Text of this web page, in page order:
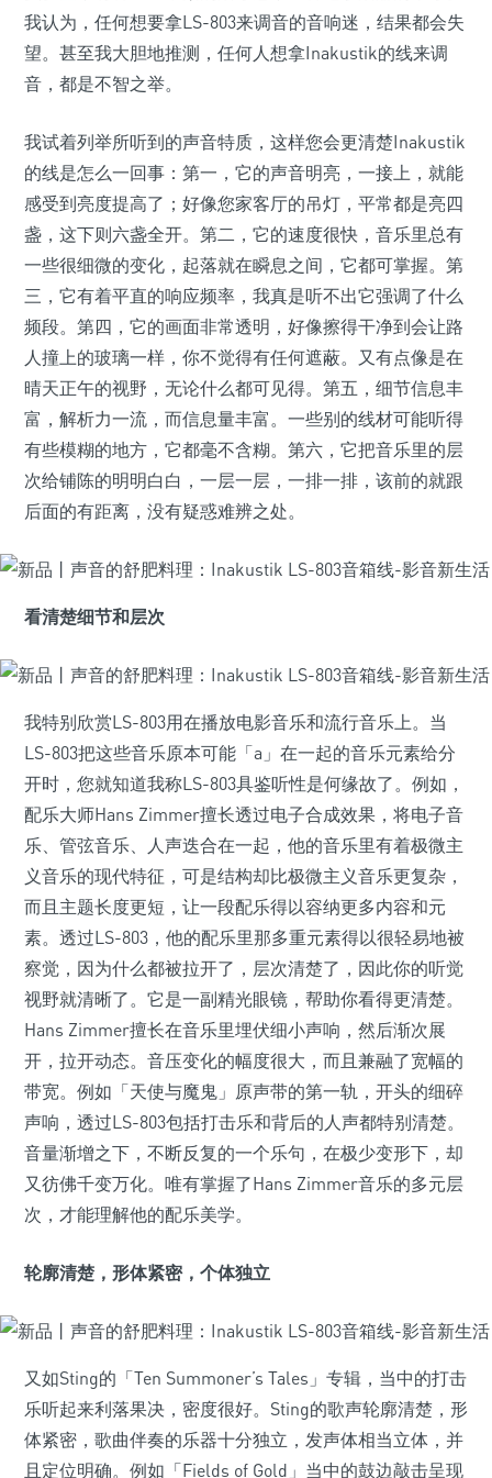
我认为，任何想要拿LS-803来调音的音响迷，结果都会失
望。甚至我大胆地推测，任何人想拿Inakustik的线来调
音，都是不智之举。
我试着列举所听到的声音特质，这样您会更清楚Inakustik
的线是怎么一回事：第一，它的声音明亮，一接上，就能
感受到亮度提高了；好像您家客厅的吊灯，平常都是亮四
盏，这下则六盏全开。第二，它的速度很快，音乐里总有
一些很细微的变化，起落就在瞬息之间，它都可掌握。第
三，它有着平直的响应频率，我真是听不出它强调了什么
频段。第四，它的画面非常透明，好像擦得干净到会让路
人撞上的玻璃一样，你不觉得有任何遮蔽。又有点像是在
晴天正午的视野，无论什么都可见得。第五，细节信息丰
富，解析力一流，而信息量丰富。一些别的线材可能听得
有些模糊的地方，它都毫不含糊。第六，它把音乐里的层
次给铺陈的明明白白，一层一层，一排一排，该前的就跟
后面的有距离，没有疑惑难辨之处。
看清楚细节和层次
我特别欣赏LS-803用在播放电影音乐和流行音乐上。当
LS-803把这些音乐原本可能「a」在一起的音乐元素给分
开时，您就知道我称LS-803具鉴听性是何缘故了。例如，
配乐大师Hans Zimmer擅长透过电子合成效果，将电子音
乐、管弦音乐、人声迭合在一起，他的音乐里有着极微主
义音乐的现代特征，可是结构却比极微主义音乐更复杂，
而且主题长度更短，让一段配乐得以容纳更多内容和元
素。透过LS-803，他的配乐里那多重元素得以很轻易地被
察觉，因为什么都被拉开了，层次清楚了，因此你的听觉
视野就清晰了。它是一副精光眼镜，帮助你看得更清楚。
Hans Zimmer擅长在音乐里埋伏细小声响，然后渐次展
开，拉开动态。音压变化的幅度很大，而且兼融了宽幅的
带宽。例如「天使与魔鬼」原声带的第一轨，开头的细碎
声响，透过LS-803包括打击乐和背后的人声都特别清楚。
音量渐增之下，不断反复的一个乐句，在极少变形下，却
又彷佛千变万化。唯有掌握了Hans Zimmer音乐的多元层
次，才能理解他的配乐美学。
轮廓清楚，形体紧密，个体独立
又如Sting的「Ten Summoner’s Tales」专辑，当中的打击
乐听起来利落果决，密度很好。Sting的歌声轮廓清楚，形
体紧密，歌曲伴奏的乐器十分独立，发声体相当立体，并
且定位明确。例如「Fields of Gold」当中的鼓边敲击呈现